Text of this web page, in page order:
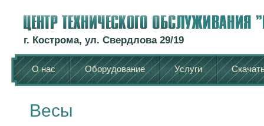
г. Кострома, ул. Свердлова 29/19
О нас Оборудование Услуги
Весы